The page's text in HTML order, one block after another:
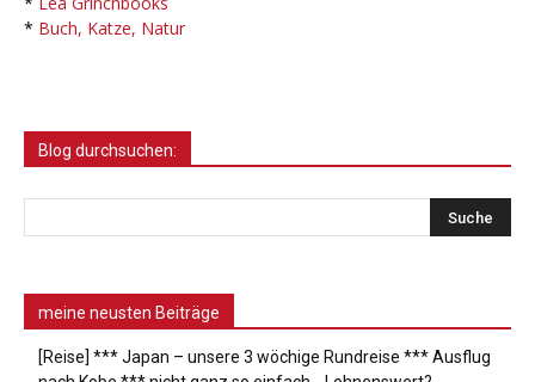
* Buch, Katze, Natur
Blog durchsuchen:
meine neusten Beiträge
[Reise] *** Japan – unsere 3 wöchige Rundreise *** Ausflug